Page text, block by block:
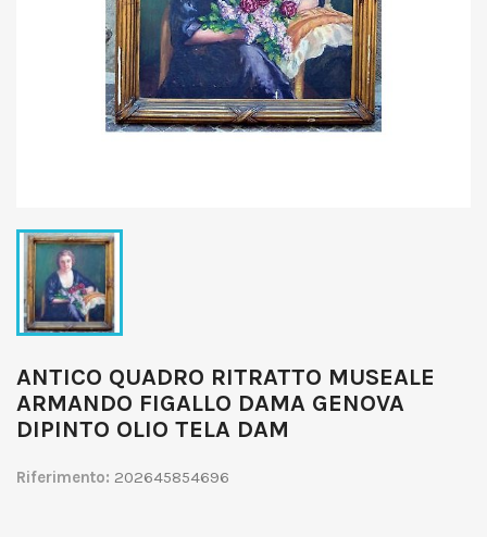
ANTICO QUADRO RITRATTO MUSEALE
ARMANDO FIGALLO DAMA GENOVA
DIPINTO OLIO TELA DAM
Riferimento: 202645854696